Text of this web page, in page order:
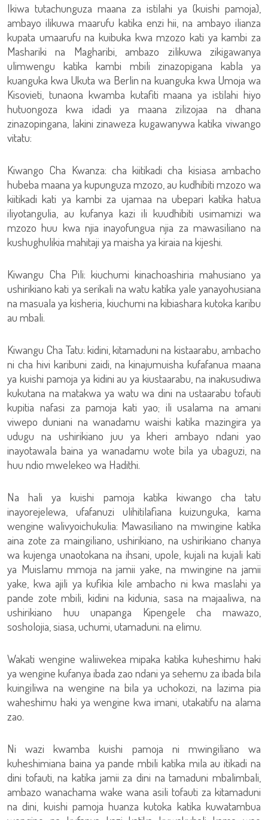
Ikiwa tutachunguza maana za istilahi ya (kuishi pamoja),
ambayo ilikuwa maarufu katika enzi hii, na ambayo ilianza
kupata umaarufu na kuibuka kwa mzozo kati ya kambi za
Mashariki na Magharibi, ambazo zilikuwa zikigawanya
ulimwengu katika kambi mbili zinazopigana kabla ya
kuanguka kwa Ukuta wa Berlin na kuanguka kwa Umoja wa
Kisovieti, tunaona kwamba kutafiti maana ya istilahi hiyo
hutuongoza kwa idadi ya maana zilizojaa na dhana
zinazopingana, lakini zinaweza kugawanywa katika viwango
vitatu:
Kiwango Cha Kwanza: cha kiitikadi cha kisiasa ambacho
hubeba maana ya kupunguza mzozo, au kudhibiti mzozo wa
kiitikadi kati ya kambi za ujamaa na ubepari katika hatua
iliyotangulia, au kufanya kazi ili kuudhibiti usimamizi wa
mzozo huu kwa njia inayofungua njia za mawasiliano na
kushughulikia mahitaji ya maisha ya kiraia na kijeshi.
Kiwangu Cha Pili: kiuchumi kinachoashiria mahusiano ya
ushirikiano kati ya serikali na watu katika yale yanayohusiana
na masuala ya kisheria, kiuchumi na kibiashara kutoka karibu
au mbali.
Kiwangu Cha Tatu: kidini, kitamaduni na kistaarabu, ambacho
ni cha hivi karibuni zaidi, na kinajumuisha kufafanua maana
ya kuishi pamoja ya kidini au ya kiustaarabu, na inakusudiwa
kukutana na matakwa ya watu wa dini na ustaarabu tofauti
kupitia nafasi za pamoja kati yao; ili usalama na amani
viwepo duniani na wanadamu waishi katika mazingira ya
udugu na ushirikiano juu ya kheri ambayo ndani yao
inayotawala baina ya wanadamu wote bila ya ubaguzi, na
huu ndio mwelekeo wa Hadithi.
Na hali ya kuishi pamoja katika kiwango cha tatu
inayorejelewa, ufafanuzi ulihitilafiana kuizunguka, kama
wengine walivyoichukulia: Mawasiliano na mwingine katika
aina zote za maingiliano, ushirikiano, na ushirikiano chanya
wa kujenga unaotokana na ihsani, upole, kujali na kujali kati
ya Muislamu mmoja na jamii yake, na mwingine na jamii
yake, kwa ajili ya kufikia kile ambacho ni kwa maslahi ya
pande zote mbili, kidini na kidunia, sasa na majaaliwa, na
ushirikiano huu unapanga Kipengele cha mawazo,
sosholojia, siasa, uchumi, utamaduni. na elimu.
Wakati wengine waliiwekea mipaka katika kuheshimu haki
ya wengine kufanya ibada zao ndani ya sehemu za ibada bila
kuingiliwa na wengine na bila ya uchokozi, na lazima pia
waheshimu haki ya wengine kwa imani, utakatifu na alama
zao.
Ni wazi kwamba kuishi pamoja ni mwingiliano wa
kuheshimiana baina ya pande mbili katika mila au itikadi na
dini tofauti, na katika jamii za dini na tamaduni mbalimbali,
ambazo wanachama wake wana asili tofauti za kitamaduni
na dini, kuishi pamoja huanza kutoka katika kuwatambua